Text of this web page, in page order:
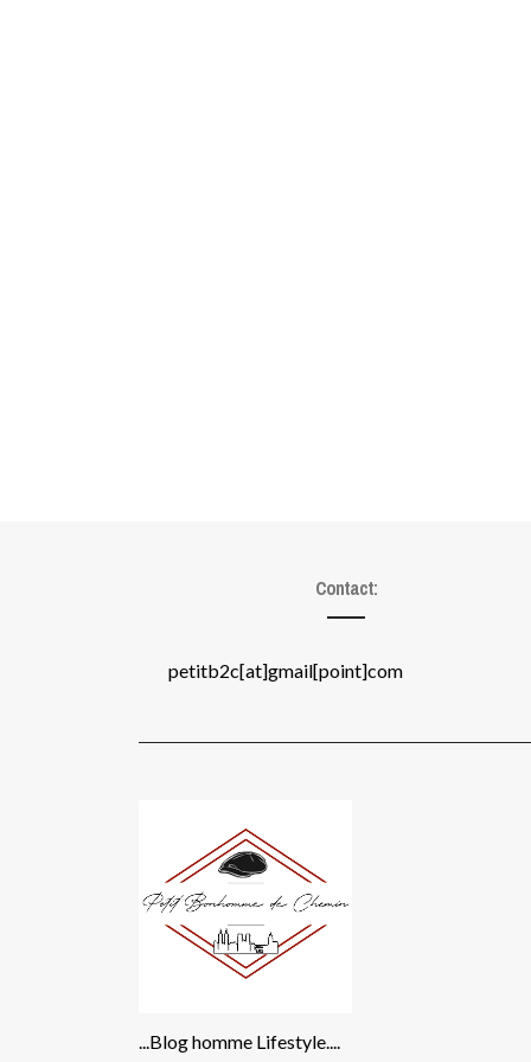
Contact:
petitb2c[at]gmail[point]com
...Blog homme Lifestyle....